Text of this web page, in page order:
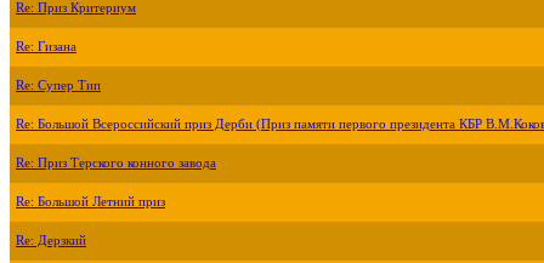
Re: Приз Критериум
Re: Гизана
Re: Супер Тип
Re: Большой Всероссийский приз Дерби (Приз памяти первого президента КБР
Re: Приз Терского конного завода
Re: Большой Летний приз
Re: Дерзкий